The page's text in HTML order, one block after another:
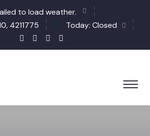
to load weather.
4211775
Today: Closed